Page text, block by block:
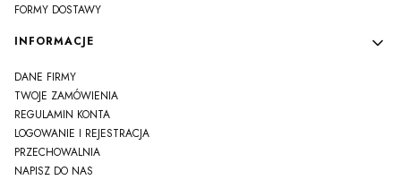
FORMY DOSTAWY
INFORMACJE
DANE FIRMY
TWOJE ZAMÓWIENIA
REGULAMIN KONTA
LOGOWANIE I REJESTRACJA
PRZECHOWALNIA
NAPISZ DO NAS